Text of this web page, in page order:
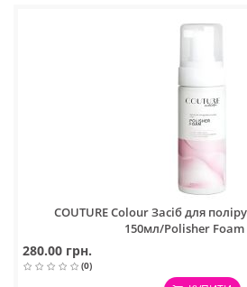
COUTURE Colour Засіб для
150мл/Polisher Foam
280.00 грн.
(0)